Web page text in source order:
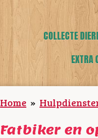
COLLECTE
EXTRA
Home »
Fatbiker en